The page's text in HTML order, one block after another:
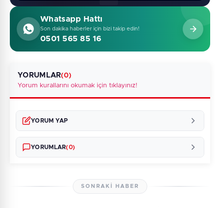
Whatsapp Hattı
Son dakika haberler için bizi takip edin!
0501 565 85 16
YORUMLAR(0)
Yorum kurallarını okumak için tıklayınız!
YORUM YAP
YORUMLAR(0)
SONRAKI HABER